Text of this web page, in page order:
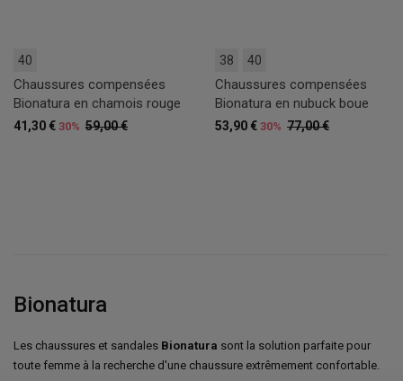
40
Chaussures compensées
Bionatura en chamois rouge
59,00 €
41,30 € 30%
38 40
Chaussures compensées
Bionatura en nubuck boue
77,00 €
53,90 € 30%
Bionatura
Les chaussures et sandales Bionatura sont la solution parfaite pour
toute femme à la recherche d'une chaussure extrêmement confortable.